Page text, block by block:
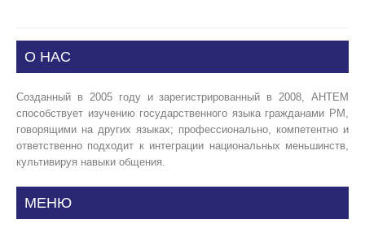
О НАС
Созданный в 2005 году и зарегистрированный в 2008, АНТЕМ
способствует изучению государственного языка гражданами РМ,
говорящими на других языках; профессионально, компетентно и
ответственно подходит к интеграции национальных меньшинств,
культивируя навыки общения.
МЕНЮ